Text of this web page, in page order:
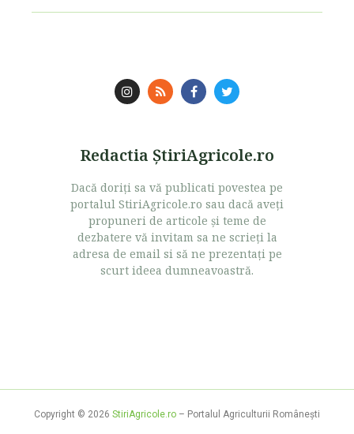
Redactia ŞtiriAgricole.ro
Dacă doriţi sa vă publicati povestea pe
portalul StiriAgricole.ro sau dacă aveţi
propuneri de articole şi teme de
dezbatere vă invitam sa ne scrieţi la
adresa de email si să ne prezentaţi pe
scurt ideea dumneavoastră.
Copyright © 2026 StiriAgricole.ro – Portalul Agriculturii Româneşti